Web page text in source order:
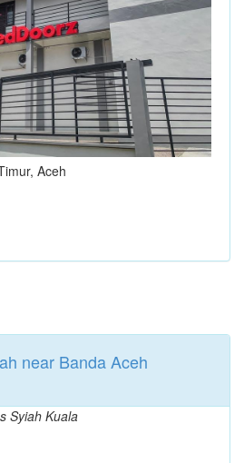
Aceh
near Banda Aceh
Syiah Kuala